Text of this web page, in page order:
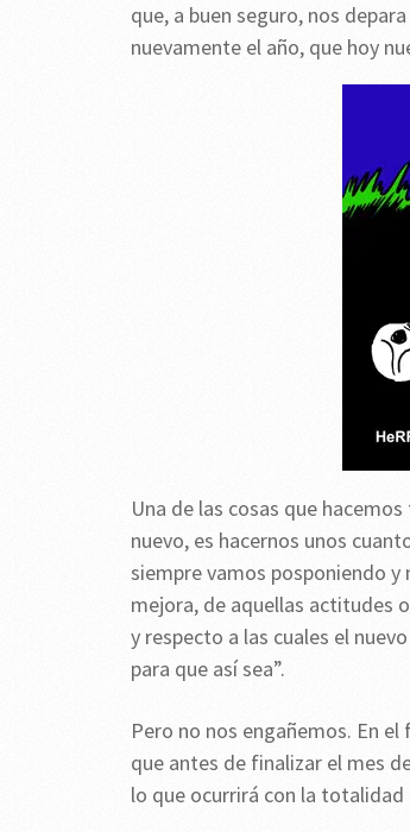
que, a buen seguro, nos
nuevamente el año, que hoy
Una de las cosas que
nuevo, es hacernos unos
siempre vamos posponiendo y
mejora, de aquellas actitudes
y respecto a las cuales el
para que así sea”.
Pero no nos engañemos. En
que antes de finalizar el mes
lo que ocurrirá con la totalidad